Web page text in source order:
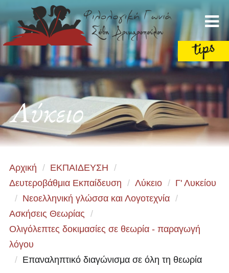
Λύκειο
Αρχική / ΕΚΠΑΙΔΕΥΣΗ /
Δευτεροβάθμια Εκπαίδευση / Λύκειο / Γ' Λυκείου
/ Νεοελληνική γλώσσα και Λογοτεχνία /
Ασκήσεις Θεωρίας /
Ολιγόλεπτες δοκιμασίες σε θεωρία - παραγωγή
λόγου
/ Επαναληπτικό διαγώνισμα σε όλη τη θεωρία